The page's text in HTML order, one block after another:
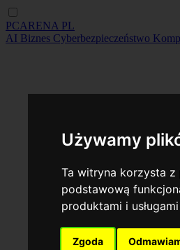
Używamy
Ta witryna korzysta
podstawową
produktami i
Zgoda
PCARENA PL
AI Biznes Cyberbezpieczeństwo